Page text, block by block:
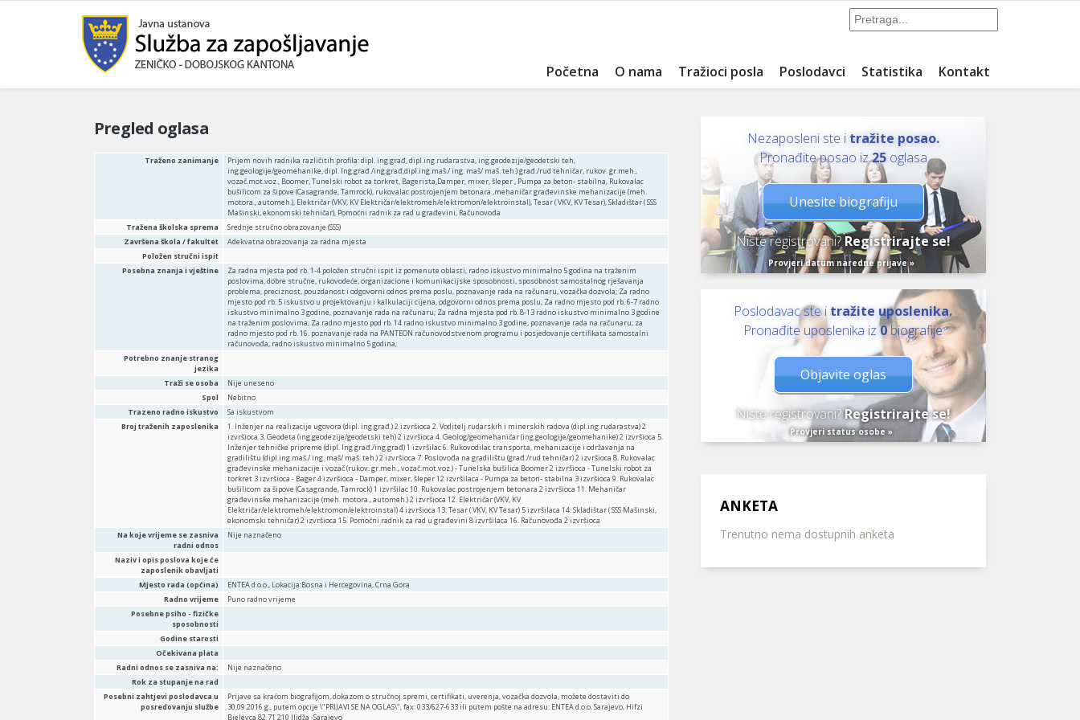
Početna O nama Tražioci posla Poslodavci Statistika Kontakt
Pregled oglasa
Traženo zanimanje
Prijem novih radnika različitih profila: dipl. ing.građ, dipl.ing.rudarastva, ing.geodezije/geodetski teh,
ing.geologije/geomehanike, dipl. Ing.građ./ing.građ,dipl.ing.maš./ ing. maš/ maš. teh.) građ./rud tehničar, rukov. gr.meh.,
vozač.mot.voz., Boomer, Tunelski robot za torkret, Bagerista,Damper, mixer, šleper , Pumpa za beton- stabilna, Rukovalac
bušilicom za šipove (Casagrande, Tamrock), rukovalac postrojenjem betonara ,mehaničar građevinske mehanizacije (meh.
motora., automeh.), Električar (VKV, KV Električar/elektromeh/elektromon/elektroinstal), Tesar ( VKV, KV Tesar), Skladištar ( SSS
Mašinski, ekonomski tehničar), Pomoćni radnik za rad u građevini, Računovođa
Tražena školska sprema
Srednje stručno obrazovanje (SSS)
Završena škola / fakultet
Adekvatna obrazovanja za radna mjesta
Položen stručni ispit
Posebna znanja i vještine
Za radna mjesta pod rb. 1-4 položen stručni ispit iz pomenute oblasti, radno iskustvo minimalno 5 godina na traženim
poslovima, dobre stručne, rukovodeće, organizacione i komunikacijske sposobnosti, sposobnost samostalnog rješavanja
problema, preciznost, pouzdanost i odgovorni odnos prema poslu, poznavanje rada na računaru, vozačka dozvola; Za radno
mjesto pod rb. 5 iskustvo u projektovanju i kalkulaciji cijena, odgovorni odnos prema poslu; Za radno mjesto pod rb. 6-7 radno
iskustvo minimalno 3 godine, poznavanje rada na računaru; Za radna mjesta pod rb. 8-13 radno iskustvo minimalno 3 godine
na traženim poslovima; Za radno mjesto pod rb. 14 radno iskustvo minimalno 3 godine, poznavanje rada na računaru; za
radno mjesto pod rb. 16. poznavanje rada na PANTEON računovodstvenom programu i posjedovanje certifikata samostalni
računovođa, radno iskustvo minimalno 5 godina;
Potrebno znanje stranog
jezika
Traži se osoba
Nije uneseno
Spol
Nebitno
Trazeno radno iskustvo
Sa iskustvom
Broj traženih zaposlenika
1. Inženjer na realizacije ugovora (dipl. ing.građ.) 2 izvršioca 2. Voditelj rudarskih i minerskih radova (dipl.ing.rudarastva) 2
izvršioca 3. Geodeta (ing.geodezije/geodetski teh) 2 izvršioca 4. Geolog/geomehaničar (ing.geologije/geomehanike) 2 izvršioca 5.
Inženjer tehničke pripreme (dipl. Ing.građ./ing.građ) 1 izvršilac 6. Rukovodilac transporta, mehanizacije i održavanja na
gradilištu (dipl.ing.maš./ ing. maš/ maš. teh.) 2 izvršioca 7. Poslovođa na gradilištu (građ./rud tehničar) 2 izvršioca 8. Rukovalac
građevinske mehanizacije i vozač (rukov. gr.meh., vozač.mot.voz.) - Tunelska bušilica Boomer 2 izvršioca - Tunelski robot za
torkret 3 izvršioca - Bager 4 izvršioca - Damper, mixer, šleper 12 izvršilaca - Pumpa za beton- stabilna 3 izvršioca 9. Rukovalac
bušilicom za šipove (Casagrande, Tamrock) 1 izvršilac 10. Rukovalac postrojenjem betonara 2 izvršioca 11. Mehaničar
građevinske mehanizacije (meh. motora., automeh.) 2 izvršioca 12. Električar (VKV, KV
Električar/elektromeh/elektromon/elektroinstal) 4 izvršioca 13. Tesar ( VKV, KV Tesar) 5 izvršilaca 14. Skladištar ( SSS Mašinski,
ekonomski tehničar) 2 izvršioca 15. Pomoćni radnik za rad u građevini 8 izvršilaca 16. Računovođa 2 izvršioca
Na koje vrijeme se zasniva
radni odnos
Nije naznačeno
Naziv i opis poslova koje će
zaposlenik obavljati
Mjesto rada (općina)
ENTEA d.o.o., Lokacija:Bosna i Hercegovina, Crna Gora
Radno vrijeme
Puno radno vrijeme
Posebne psiho - fizičke
sposobnosti
Godine starosti
Očekivana plata
Radni odnos se zasniva na:
Nije naznačeno
Rok za stupanje na rad
Posebni zahtjevi poslodavca u
posredovanju službe
Prijave sa kraćom biografijom, dokazom o stručnoj spremi, certifikati, uverenja, vozačka dozvola, možete dostaviti do
30.09.2016.g., putem opcije \"PRIJAVI SE NA OGLAS\", fax: 033/627-633 ili putem pošte na adresu: ENTEA d.o.o. Sarajevo, Hifzi
Bjelevca 82 71 210 Ilidža -Sarajevo
Nezaposleni ste i tražite posao.
Pronađite posao iz25oglasa
Unesite biografiju
Niste registrovani? Registrirajte se!
Provjeri datum naredne prijave »
Poslodavac ste i tražite uposlenika.
Pronađite uposlenika iz0biografije
Objavite oglas
Niste registrovani?Registrirajte se!
Provjeri status osobe »
ANKETA
Trenutno nema dostupnih anketa